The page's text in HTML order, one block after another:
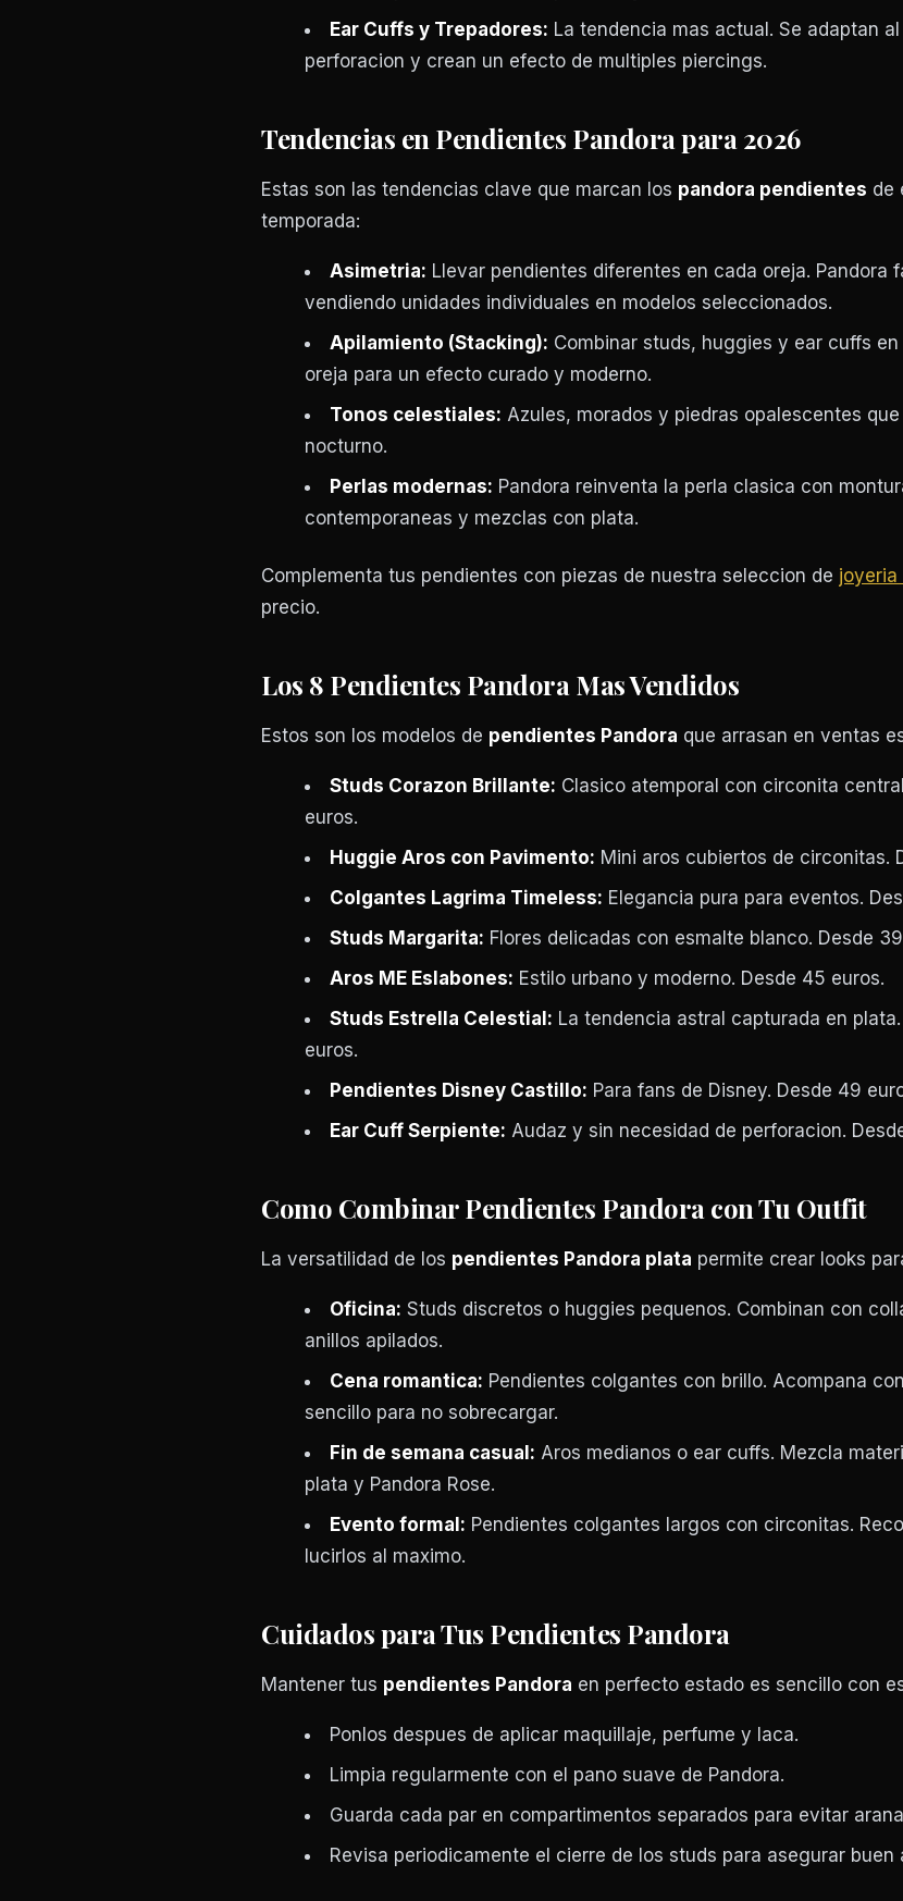
Ear Cuffs y Trepadores: La tendencia mas actual. Se adaptan
perforacion y crean un efecto de multiples piercings.
Tendencias en Pendientes Pandora para 2026
Estas son las tendencias clave que marcan los pandora pendientes de
temporada:
Asimetria: Llevar pendientes diferentes en cada oreja. Pandora
vendiendo unidades individuales en modelos seleccionados.
Apilamiento (Stacking): Combinar studs, huggies y ear cuffs en
oreja para un efecto curado y moderno.
Tonos celestiales: Azules, morados y piedras opalescentes
nocturno.
Perlas modernas: Pandora reinventa la perla clasica con
contemporaneas y mezclas con plata.
Complementa tus pendientes con piezas de nuestra seleccion de joyeria
precio.
Los 8 Pendientes Pandora Mas Vendidos
Estos son los modelos de pendientes Pandora que arrasan en ventas
Studs Corazon Brillante: Clasico atemporal con circonita
euros.
Huggie Aros con Pavimento: Mini aros cubiertos de circonitas.
Colgantes Lagrima Timeless: Elegancia pura para eventos.
Studs Margarita: Flores delicadas con esmalte blanco. Desde
Aros ME Eslabones: Estilo urbano y moderno. Desde 45 euros.
Studs Estrella Celestial: La tendencia astral capturada en
euros.
Pendientes Disney Castillo: Para fans de Disney. Desde 49
Ear Cuff Serpiente: Audaz y sin necesidad de perforacion.
Como Combinar Pendientes Pandora con Tu Outfit
La versatilidad de los pendientes Pandora plata permite crear looks
Oficina: Studs discretos o huggies pequenos. Combinan con
anillos apilados.
Cena romantica: Pendientes colgantes con brillo. Acompana
sencillo para no sobrecargar.
Fin de semana casual: Aros medianos o ear cuffs. Mezcla
plata y Pandora Rose.
Evento formal: Pendientes colgantes largos con circonitas.
lucirlos al maximo.
Cuidados para Tus Pendientes Pandora
Mantener tus pendientes Pandora en perfecto estado es sencillo con
Ponlos despues de aplicar maquillaje, perfume y laca.
Limpia regularmente con el pano suave de Pandora.
Guarda cada par en compartimentos separados para evitar
Revisa periodicamente el cierre de los studs para asegurar buen